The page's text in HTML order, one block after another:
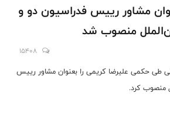
‌مشاور رییس فدراسیون دو و
منصوب شد
15408
طی حکمی علیرضا کریمی را بعنوان مشاور رییس
منصوب کرد.